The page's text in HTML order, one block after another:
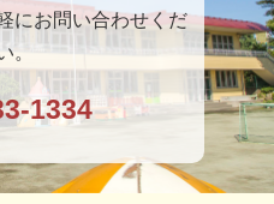
にお問い合わせくだ
。
1334